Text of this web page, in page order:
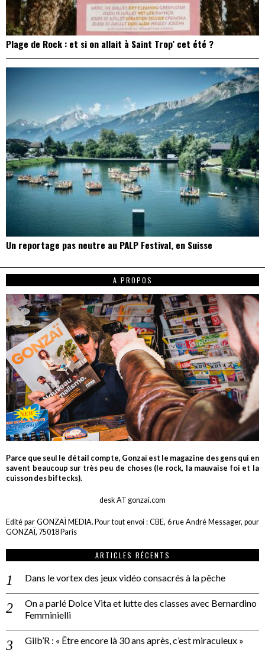
Plage de Rock : et si on allait à Saint Trop’ cet été ?
Un reportage pas neutre au PALP Festival, en Suisse
A PROPOS
Parce que seul le détail compte, Gonzaï est le magazine des gens qui en
savent beaucoup sur très peu de choses (le rock, la mauvaise foi et la
cuisson des biftecks).
desk AT gonzai.com
Edité par GONZAÏ MEDIA. Pour tout envoi : CBE, 6 rue André Messager, pour
GONZAÏ, 75018 Paris
ARTICLES RÉCENTS
Dans le vortex des jeux vidéo consacrés à la pêche
On a parlé Dolce Vita et lutte des classes avec Bernardino
Femminielli
Gilb’R : « Être encore là 30 ans après, c’est miraculeux »